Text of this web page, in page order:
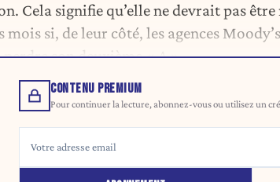
Cela signifie qu’elle ne devrait pas
mois si, de leur côté, les agences
son deuxième « A ».
CONTENU PREMIUM
Pour continuer la lecture, abonnez-vous ou utilisez un